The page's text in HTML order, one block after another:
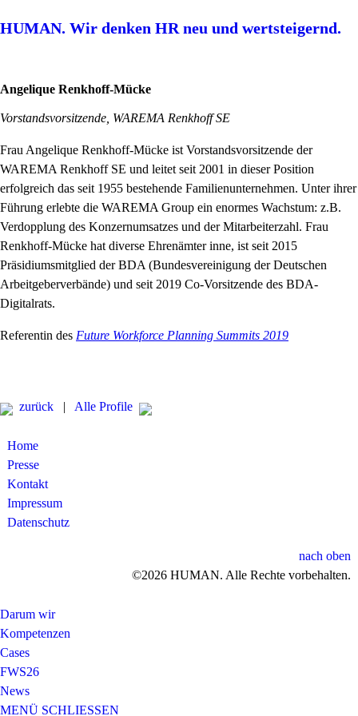
HUMAN. Wir denken HR neu und wertsteigernd.
Angelique Renkhoff-Mücke
Vorstandsvorsitzende, WAREMA Renkhoff SE
Frau Angelique Renkhoff-Mücke ist Vorstandsvorsitzende der
WAREMA Renkhoff SE und leitet seit 2001 in dieser Position
erfolgreich das seit 1955 bestehende Familienunternehmen. Unter ihrer
Führung erlebte die WAREMA Group ein enormes Wachstum: z.B.
Verdopplung des Konzernumsatzes und der Mitarbeiterzahl. Frau
Renkhoff-Mücke hat diverse Ehrenämter inne, ist seit 2015
Präsidiumsmitglied der BDA (Bundesvereinigung der Deutschen
Arbeitgeberverbände) und seit 2019 Co-Vorsitzende des BDA-
Digitalrats.
Referentin des Future Workforce Planning Summits 2019
zurück | Alle Profile
Home
Presse
Kontakt
Impressum
Datenschutz
nach oben
©2026 HUMAN. Alle Rechte vorbehalten.
Darum wir
Kompetenzen
Cases
FWS26
News
MENÜ SCHLIESSEN